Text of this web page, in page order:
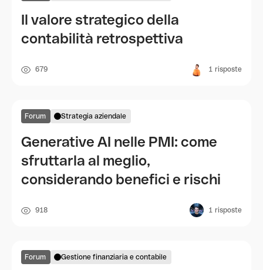
Il valore strategico della
contabilità retrospettiva
679 1 risposte
Forum Strategia aziendale
Generative AI nelle PMI: come
sfruttarla al meglio,
considerando benefici e rischi
918 1 risposte
Forum Gestione finanziaria e contabile